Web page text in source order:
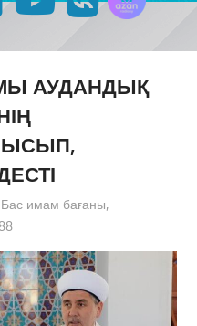
АУДАНДЫҚ
Бас имам бағаны,